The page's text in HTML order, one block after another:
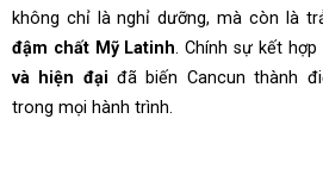
không chỉ là nghỉ dưỡng, mà còn là
đậm chất Mỹ Latinh. Chính sự kết
và hiện đại đã biến Cancun thành
trong mọi hành trình.